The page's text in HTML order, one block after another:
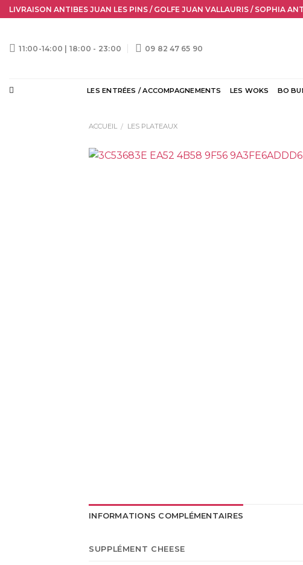
Skip
to
LIVRAISON ANTIBES JUAN LES PINS / GOLFE JUAN VALLAURIS / SOPHIA
11:00-14:00 | 18:00 - 23:00 09 82 47 65 90
LES ENTRÉES / ACCOMPAGNEMENTS LES WOKS BO
ACCUEIL / LES PLATEAUX
INFORMATIONS COMPLÉMENTAIRES
SUPPLÉMENT CHEESE